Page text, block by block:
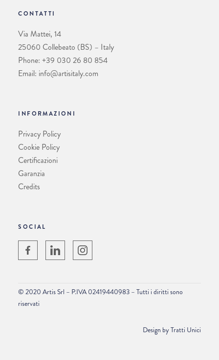
CONTATTI
Via Mattei, 14
25060 Collebeato (BS) – Italy
Phone: +39 030 26 80 854
Email: info@artisitaly.com
INFORMAZIONI
Privacy Policy
Cookie Policy
Certificazioni
Garanzia
Credits
SOCIAL
© 2020 Artis Srl – P.IVA 02419440983 – Tutti i diritti sono
riservati
Design byTratti Unici